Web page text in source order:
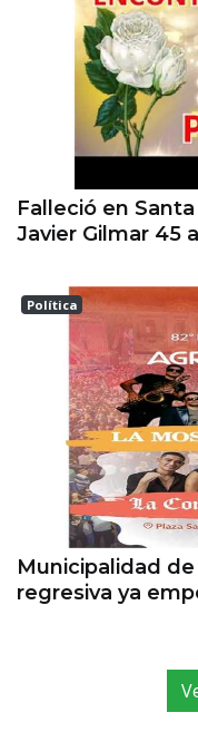
Falleció en
Javier Gilmar 45
Política
ESPERANZA
Municipalidad
regresiva ya